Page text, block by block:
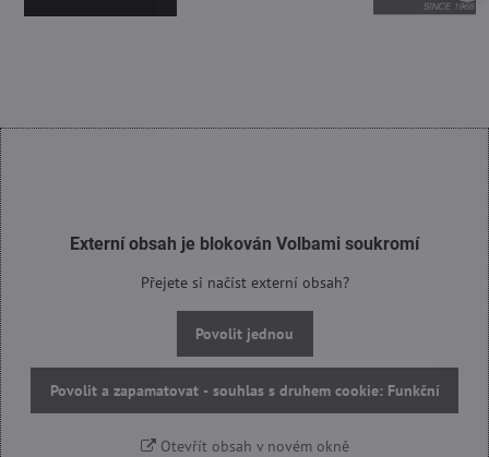
Externí obsah je blokován Volbami soukromí
Přejete si načíst externí obsah?
Povolit jednou
Povolit a zapamatovat - souhlas s druhem cookie: Funkční
Otevřít obsah v novém okně